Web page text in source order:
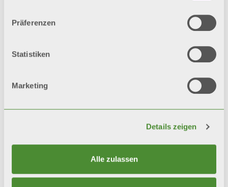
Präferenzen
Statistiken
Marketing
Details zeigen
Alle zulassen
MOOD